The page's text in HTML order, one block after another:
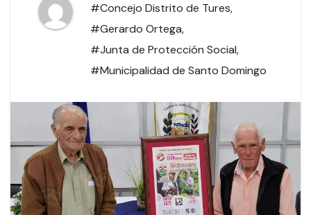
#Concejo Distrito de Tures,
#Gerardo Ortega,
#Junta de Protección Social,
#Municipalidad de Santo Domingo